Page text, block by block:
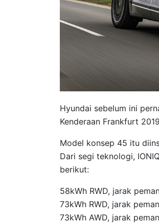
Hyundai sebelum ini
Kenderaan Frankfurt
Model konsep 45 itu
Dari segi teknologi,
berikut:
58kWh RWD, jarak
73kWh RWD, jarak
73kWh AWD, jarak